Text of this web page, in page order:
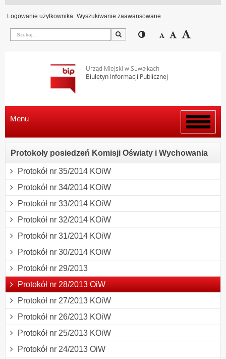
Logowanie użytkownika Wyszukiwanie zaawansowane
Szukaj Przełącz pomiędzy
Zmniejsz
Domyślny
Urząd Miejski w Suwałkach
Biuletyn Informacji Publicznej
Włącz
menu
Menu
Protokoły posiedzeń Komisji Oświaty i Wychowania
Protokół nr 35/2014 KOiW
Protokół nr 34/2014 KOiW
Protokół nr 33/2014 KOiW
Protokół nr 32/2014 KOiW
Protokół nr 31/2014 KOiW
Protokół nr 30/2014 KOiW
Protokół nr 29/2013
Protokół nr 28/2013 OiW
Protokół nr 27/2013 KOiW
Protokół nr 26/2013 KOiW
Protokół nr 25/2013 KOiW
Protokół nr 24/2013 OiW